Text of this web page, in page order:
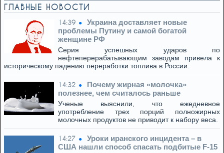
ГЛАВНЫЕ НОВОСТИ
14:39
Украина доставляет новые
проблемы Путину и самой богатой
женщине РФ
Серия успешных ударов по
нефтеперерабатывающим заводам привела к
историческому падению переработки топлива в России.
14:32
Почему жирная «молочка»
полезнее, чем считалось раньше
Ученые выяснили, что ежедневное
употребление трех порций полножирных
молочных продуктов не приводит к набору веса.
14:27
Уроки иранского инцидента – в
США нашли способ спасать подбитые F-15